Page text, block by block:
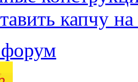
капчу